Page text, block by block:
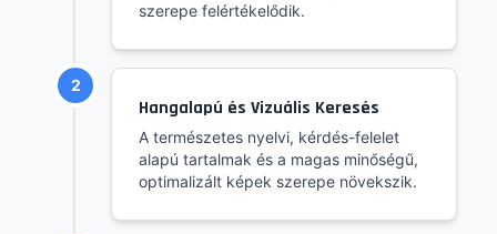
szerepe felértékelődik.
2
Hangalapú és Vizuális Keresés
A természetes nyelvi, kérdés-felelet
alapú tartalmak és a magas minőségű,
optimalizált képek szerepe növekszik.